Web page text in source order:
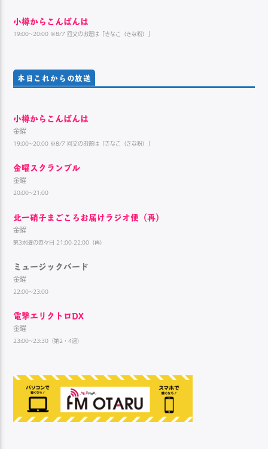
小樽からこんばんは
19:00~20:00 ※8/7 回文のお題は「きなこ（きな粉）」
本日これからの放送
小樽からこんばんは
金曜
19:00~20:00 ※8/7 回文のお題は「きなこ（きな粉）」
金曜スクランブル
金曜
20:00~21:00
北一硝子まごころお届けラジオ便（再）
金曜
第3水曜の翌々日 21:00-22:00（再）
ミュージックバード
金曜
22:00~23:00
電撃エリクトロDX
金曜
23:00~23:30（第2・4週）